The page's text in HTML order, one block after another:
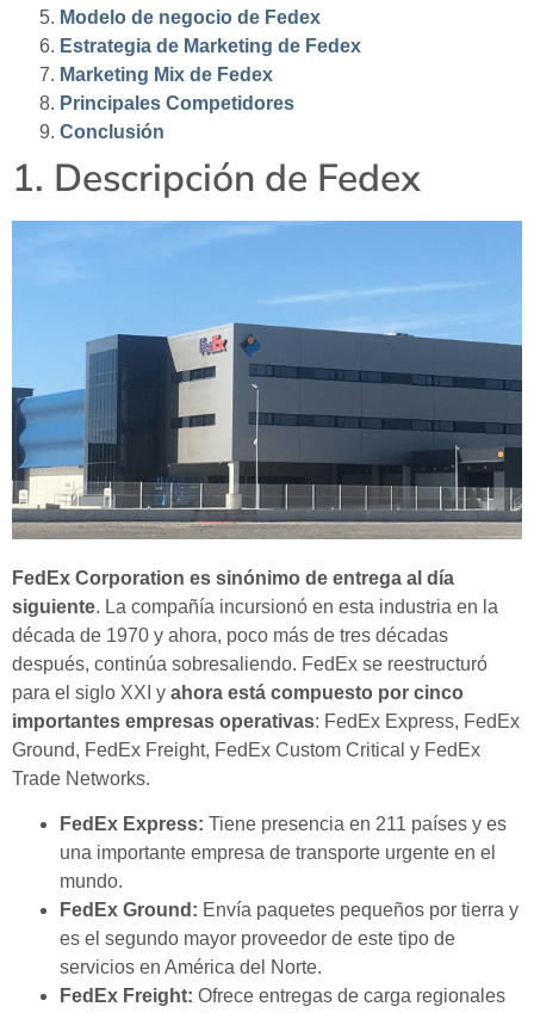
Modelo de negocio de Fedex
Estrategia de Marketing de Fedex
Marketing Mix de Fedex
Principales Competidores
Conclusión
1. Descripción de Fedex
FedEx Corporation es sinónimo de entrega al día
siguiente. La compañía incursionó en esta industria en la
década de 1970 y ahora, poco más de tres décadas
después, continúa sobresaliendo. FedEx se reestructuró
para el siglo XXI y ahora está compuesto por cinco
importantes empresas operativas: FedEx Express, FedEx
Ground, FedEx Freight, FedEx Custom Critical y FedEx
Trade Networks.
FedEx Express: Tiene presencia en 211 países y es
una importante empresa de transporte urgente en el
mundo.
FedEx Ground: Envía paquetes pequeños por tierra y
es el segundo mayor proveedor de este tipo de
servicios en América del Norte.
FedEx Freight: Ofrece entregas de carga regionales